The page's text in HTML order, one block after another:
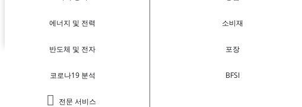
에너지 및 전력
반도체 및 전자
코로나19 분석
전문 서비스
소비재
포장
BFSI